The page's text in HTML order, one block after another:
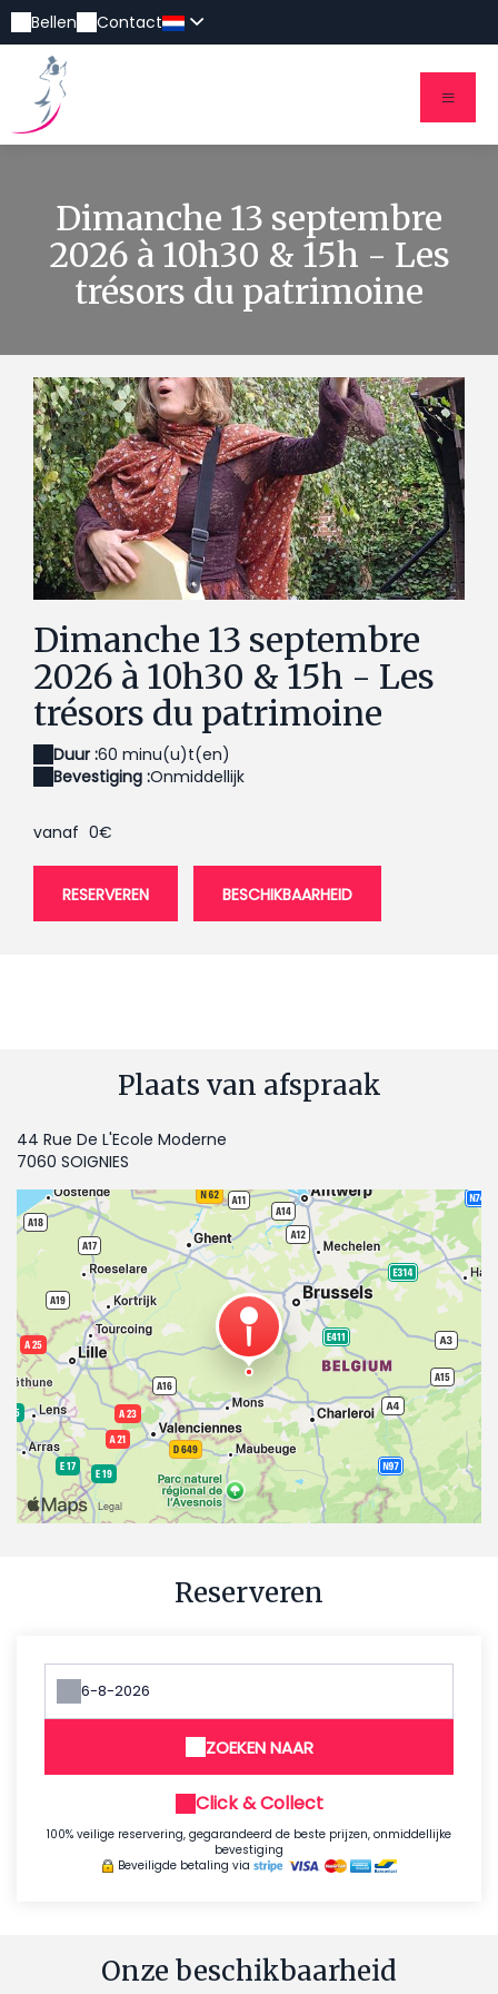
Bellen Contact
Dimanche 13 septembre
2026 à 10h30 & 15h - Les
trésors du patrimoine
551052916_1203796718441479_7535531336338715551_n
Dimanche 13 septembre
2026 à 10h30 & 15h - Les
trésors du patrimoine
Duur :60 minu(u)t(en)
Bevestiging :Onmiddellijk
vanaf 0€
RESERVEREN BESCHIKBAARHEID
Plaats van afspraak
44 Rue De L'Ecole Moderne
7060 SOIGNIES
Reserveren
ZOEKEN NAAR
Click & Collect
100% veilige reservering, gegarandeerd de beste prijzen, onmiddellijke
bevestiging
Beveiligde betaling via
Onze beschikbaarheid